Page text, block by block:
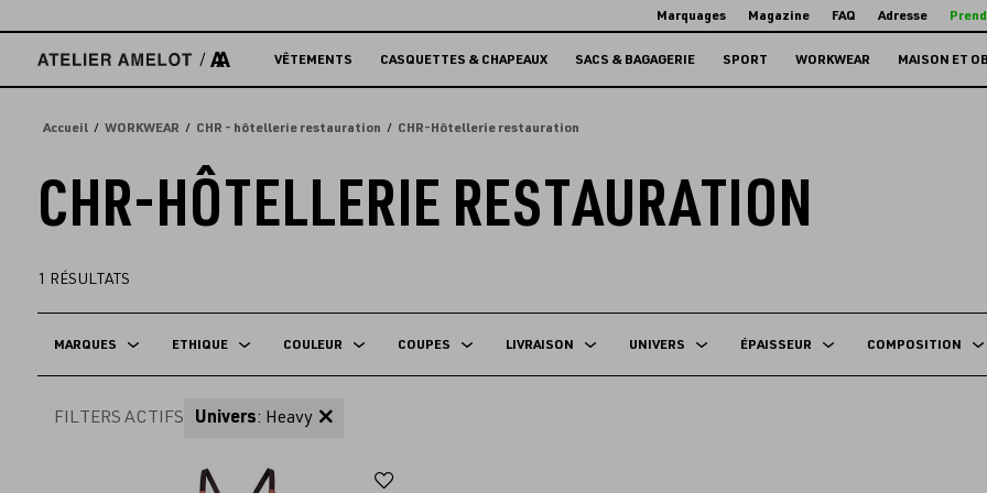
directement
contenu
Marquages Magazine FAQ Adresse
VÊTEMENTS CASQUETTES & CHAPEAUX SACS & BAGAGERIE SPORT WORKWEAR MAISON ET
Accueil WORKWEAR CHR - hôtellerie restauration CHR-Hôtellerie restauration
CHR-HÔTELLERIE RESTAURATION
1 RÉSULTATS
MARQUES ETHIQUE COULEUR COUPES LIVRAISON UNIVERS ÉPAISSEUR COMPOSITION
FILTERS ACTIFS Univers: Heavy